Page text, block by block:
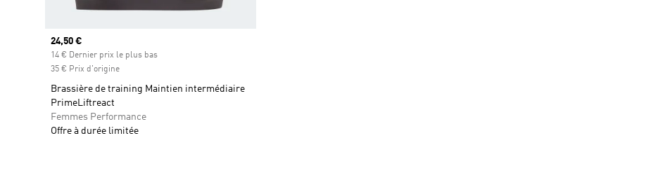
Prix actuel
24,50 €
14 € Dernier prix le plus bas
35 € Prix d'origine
Brassière de training Maintien intermédiaire
PrimeLiftreact
Femmes Performance
Offre à durée limitée